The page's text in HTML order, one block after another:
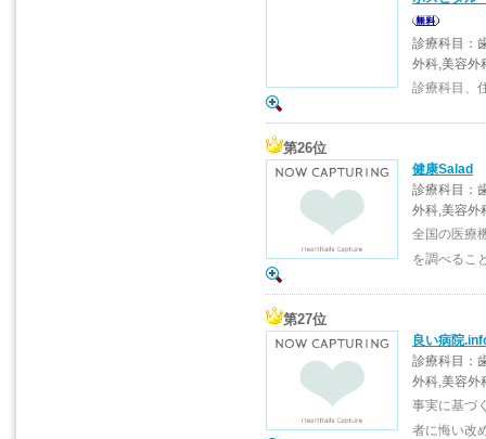
診療科目：
外科,美容外
診療科目、
第26位
健康Salad
診療科目：
外科,美容外
全国の医療
を調べるこ
第27位
良い病院
診療科目：
外科,美容外
事実に基づ
者に悔い改